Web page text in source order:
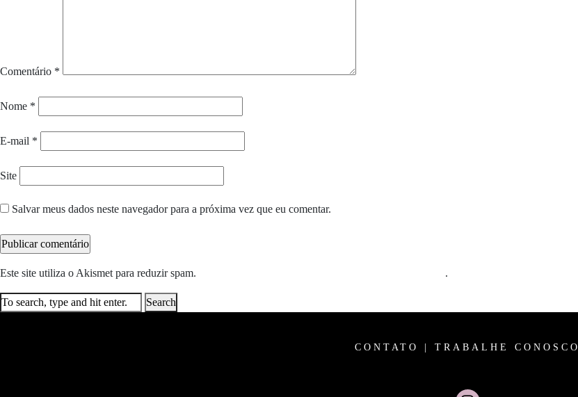
Comentário *
Nome *
E-mail *
Site
Salvar meus dados neste navegador para a próxima vez que eu comentar.
Este site utiliza o Akismet para reduzir spam. .
Search
CONTATO TRABALHE CONOSCO